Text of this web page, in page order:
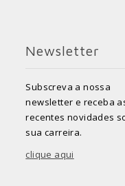
Newsletter
Subscreva a nossa
newsletter e receba
recentes novidades
sua carreira.
clique aqui